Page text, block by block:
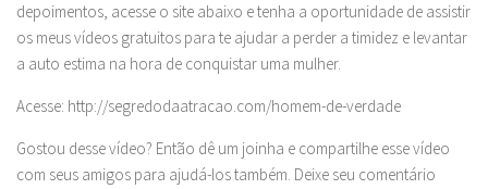
depoimentos, acesse o site abaixo e tenha a oportunidade de assistir
os meus vídeos gratuitos para te ajudar a perder a timidez e levantar
a auto estima na hora de conquistar uma mulher.
Acesse: http://segredodaatracao.com/homem-de-verdade
Gostou desse vídeo? Então dê um joinha e compartilhe esse vídeo
com seus amigos para ajudá-los também. Deixe seu comentário